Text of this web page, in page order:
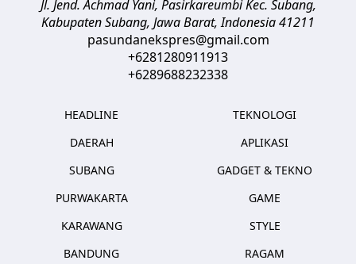
Jl. Jend. Achmad Yani, Pasirkareumbi Kec. Subang,
Kabupaten Subang, Jawa Barat,Indonesia41211
pasundanekspres@gmail.com
+6281280911913
+6289688232338
HEADLINE
DAERAH
SUBANG
PURWAKARTA
KARAWANG
BANDUNG
TEKNOLOGI
APLIKASI
GADGET & TEKNO
GAME
STYLE
RAGAM